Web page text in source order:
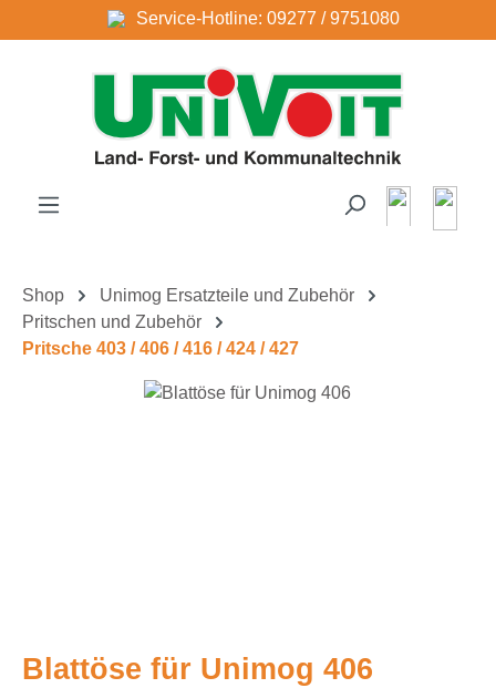
Zum Hauptinhalt springenService-Hotline: 09277 / 9751080
Shop
Unimog Ersatzteile und Zubehör
Pritschen und Zubehör
Pritsche 403 / 406 / 416 / 424 / 427
Bildergalerie überspringen
Blattöse für Unimog 406